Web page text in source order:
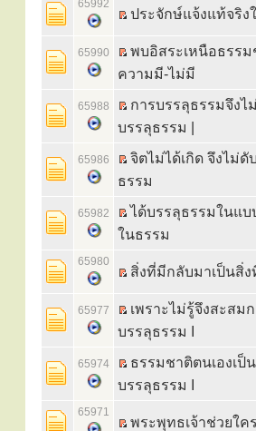
65992
ประจักษ์แจ้งแท้จริง
65990
พบอิสระเหนือธรรม
ความมี-ไม่มี
65988
การบรรลุธรรมจึงไ
บรรลุธรรม |
65986
จิตไม่ได้เกิด จึงไม่ดั
ธรรม
65982
ได้บรรลุธรรมในแบ
ในธรรม
65980
สิ่งที่มีกลับมาเป็นสิ่ง
65977
เพราะไม่รู้จึงสะสม
บรรลุธรรม I
65974
ธรรมชาติตนเองเป็
บรรลุธรรม I
65971
พระพุทธเจ้าช่วยใค